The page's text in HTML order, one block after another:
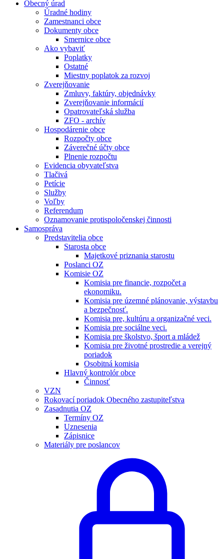
Obecný úrad
Úradné hodiny
Zamestnanci obce
Dokumenty obce
Smernice obce
Ako vybaviť
Poplatky
Ostatné
Miestny poplatok za rozvoj
Zverejňovanie
Zmluvy, faktúry, objednávky
Zverejňovanie informácií
Opatrovateľská služba
ZFO - archív
Hospodárenie obce
Rozpočty obce
Záverečné účty obce
Plnenie rozpočtu
Evidencia obyvateľstva
Tlačivá
Petície
Služby
Voľby
Referendum
Oznamovanie protispoločenskej činnosti
Samospráva
Predstavitelia obce
Starosta obce
Majetkové priznania starostu
Poslanci OZ
Komisie OZ
Komisia pre financie, rozpočet a
ekonomiku.
Komisia pre územné plánovanie, výstavbu
a bezpečnosť.
Komisia pre, kultúru a organizačné veci.
Komisia pre sociálne veci.
Komisia pre školstvo, šport a mládež
Komisia pre životné prostredie a verejný
poriadok
Osobitná komisia
Hlavný kontrolór obce
Činnosť
VZN
Rokovací poriadok Obecného zastupiteľstva
Zasadnutia OZ
Termíny OZ
Uznesenia
Zápisnice
Materiály pre poslancov